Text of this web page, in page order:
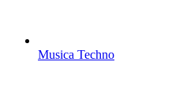
Musica Techno